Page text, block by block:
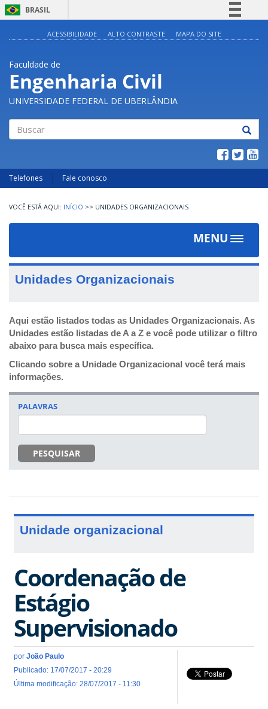
BRASIL
Legislação
Canais
ACESSIBILIDADE ALTO CONTRASTE MAPA DO SITE
Faculdade de
Engenharia Civil
UNIVERSIDADE FEDERAL DE UBERLÂNDIA
Telefones Fale conosco
INÍCIO >> UNIDADES ORGANIZACIONAIS
MENU
Toggle
Unidades Organizacionais
Aqui estão listados todas as Unidades Organizacionais. As
Unidades estão listadas de A a Z e você pode utilizar o filtro
abaixo para busca mais específica.
Clicando sobre a Unidade Organizacional você terá mais
informações.
PALAVRAS
PESQUISAR
Unidade organizacional
Coordenação de
Estágio
Supervisionado
por João Paulo
Publicado: 17/07/2017 - 20:29
Última modificação: 28/07/2017 - 11:30